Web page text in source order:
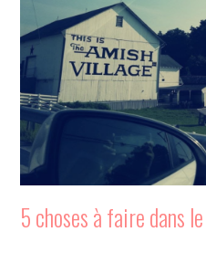
5 choses à faire dans